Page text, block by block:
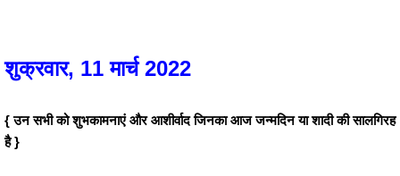
शुक्रवार, 11 मार्च 2022
{ उन सभी को शुभकामनाएं और आशीर्वाद जिनका आज जन्मदिन या शादी की सालगिरह
है }